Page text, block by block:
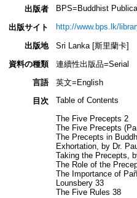
出版者 BPS=Buddhist
出版サイト http://www.bps.lk/
出版地
Sri Lanka [斯里蘭卡]
資料の種類
連續性出版品=Serial
言語
英文=English
目次
Table of Contents
The Five Precepts 2
The Five Precepts
The Precepts in
Exhortation, by Dr.
Taking the Precepts,
The Role of the
The Importance of
Lounsbery 33
The Five Rules 38